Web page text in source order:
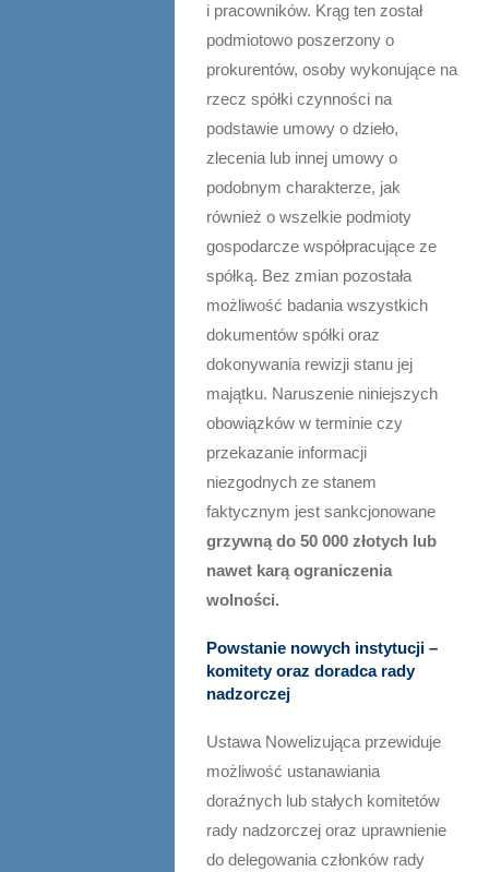
i pracowników. Krąg ten został
podmiotowo poszerzony o
prokurentów, osoby wykonujące na
rzecz spółki czynności na
podstawie umowy o dzieło,
zlecenia lub innej umowy o
podobnym charakterze, jak
również o wszelkie podmioty
gospodarcze współpracujące ze
spółką. Bez zmian pozostała
możliwość badania wszystkich
dokumentów spółki oraz
dokonywania rewizji stanu jej
majątku. Naruszenie niniejszych
obowiązków w terminie czy
przekazanie informacji
niezgodnych ze stanem
faktycznym jest sankcjonowane
grzywną do 50 000 złotych lub
nawet karą ograniczenia
wolności.
Powstanie nowych instytucji –
komitety oraz doradca rady
nadzorczej
Ustawa Nowelizująca przewiduje
możliwość ustanawiania
doraźnych lub stałych komitetów
rady nadzorczej oraz uprawnienie
do delegowania członków rady